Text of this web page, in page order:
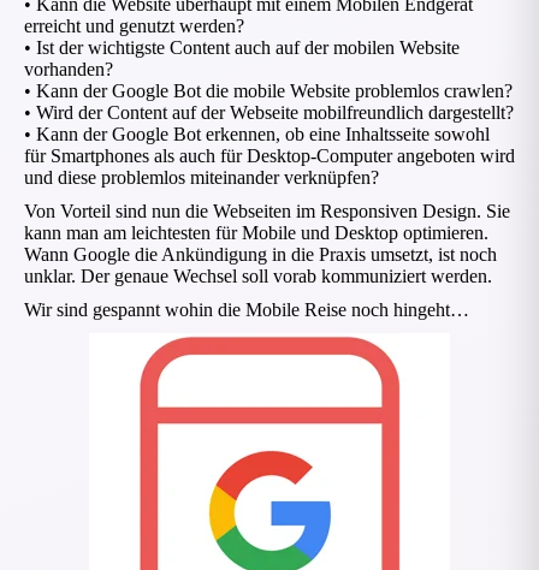
• Kann die Website überhaupt mit einem Mobilen Endgerät
erreicht und genutzt werden?
• Ist der wichtigste Content auch auf der mobilen Website
vorhanden?
• Kann der Google Bot die mobile Website problemlos crawlen?
• Wird der Content auf der Webseite mobilfreundlich dargestellt?
• Kann der Google Bot erkennen, ob eine Inhaltsseite sowohl
für Smartphones als auch für Desktop-Computer angeboten wird
und diese problemlos miteinander verknüpfen?
Von Vorteil sind nun die Webseiten im Responsiven Design. Sie
kann man am leichtesten für Mobile und Desktop optimieren.
Wann Google die Ankündigung in die Praxis umsetzt, ist noch
unklar. Der genaue Wechsel soll vorab kommuniziert werden.
Wir sind gespannt wohin die Mobile Reise noch hingeht…